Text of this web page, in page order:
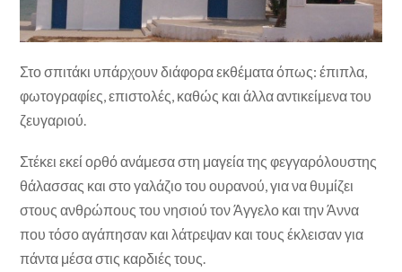
Στο σπιτάκι υπάρχουν διάφορα εκθέματα όπως: έπιπλα,
φωτογραφίες, επιστολές, καθώς και άλλα αντικείμενα του
ζευγαριού.
Στέκει εκεί ορθό ανάμεσα στη μαγεία της φεγγαρόλουστης
θάλασσας και στο γαλάζιο του ουρανού, για να θυμίζει
στους ανθρώπους του νησιού τον Άγγελο και την Άννα
που τόσο αγάπησαν και λάτρεψαν και τους έκλεισαν για
πάντα μέσα στις καρδιές τους.